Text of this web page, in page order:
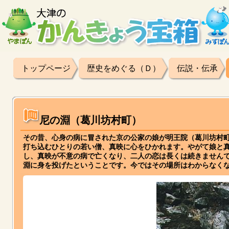
トップページ 歴史をめぐる（Ｄ） 伝説・伝承
尼の淵（葛川坊村町）
その昔、心身の病に冒された京の公家の娘が明王院（葛川坊
打ち込むひとりの若い僧、真映に心をひかれます。やがて娘
し、真映が不意の病で亡くなり、二人の恋は長くは続きませ
淵に身を投げたということです。今ではその場所はわからなく